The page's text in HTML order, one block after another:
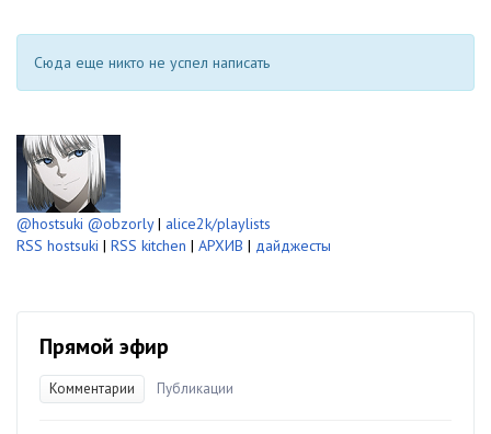
Сюда еще никто не успел написать
@hostsuki @obzorly| alice2k/playlists
RSS hostsuki | RSS kitchen | АРХИВ | дайджесты
Прямой эфир
Комментарии Публикации